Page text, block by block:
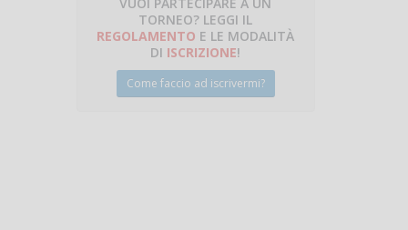
TORNEO? LEGGI IL
REGOLAMENTO E LE MODALITÀ
DI ISCRIZIONE!
Come faccio ad iscrivermi?